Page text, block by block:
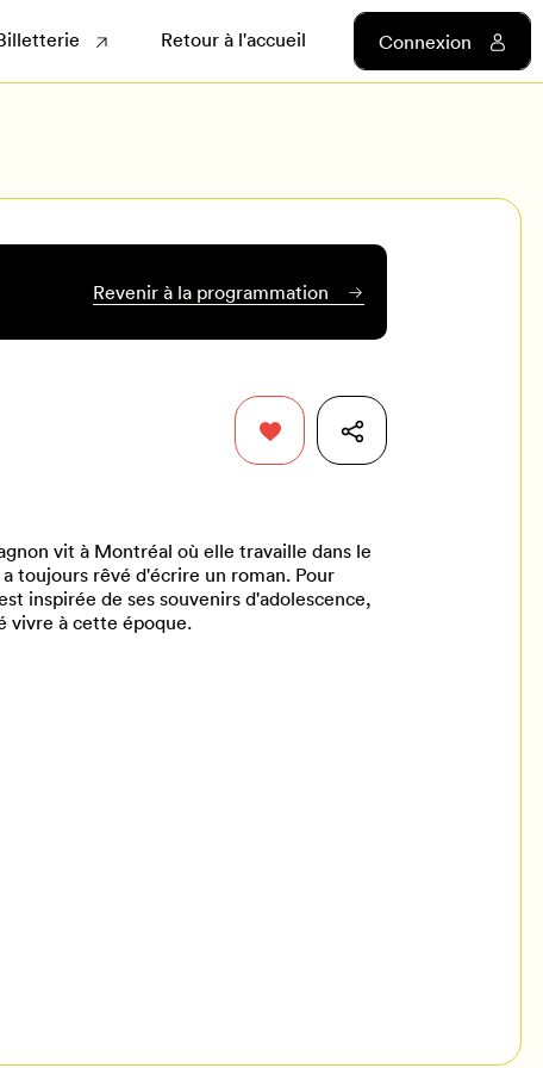
Retour à l'accueil Connexion
Revenir à la programmation
vit à Montréal où elle travaille dans le
toujours rêvé d'écrire un roman. Pour
inspirée de ses souvenirs d'adolescence,
vivre à cette époque.